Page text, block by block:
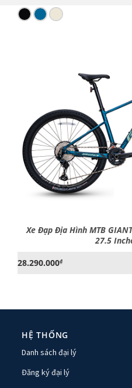
Xe Đạp Địa Hình MTB
27.5
28.290.000₫
HỆ THỐNG
Danh sách đại lý
Đăng ký đại lý